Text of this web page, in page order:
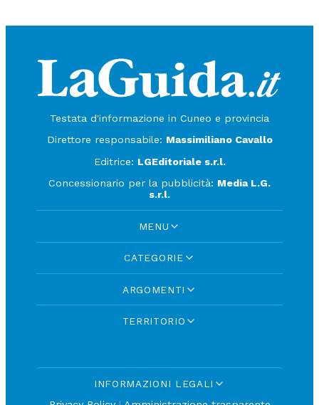
Testata d'informazione in Cuneo e provincia
Direttore responsabile: Massimiliano Cavallo
Editrice: LGEditoriale s.r.l.
Concessionario per la pubblicità: Media L.G.
s.r.l.
MENU
CATEGORIE
ARGOMENTI
TERRITORIO
INFORMAZIONI LEGALI